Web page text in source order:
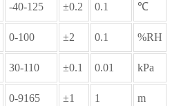
-40-125 ±0.2 0.1 ℃
0-100 ±2 0.1 %RH
30-110 ±0.1 0.01 kPa
0-9165 ±1 1 m